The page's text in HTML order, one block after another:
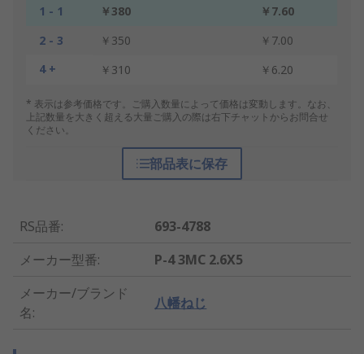
1 - 1 ￥380
￥7.60
2 - 3
￥350
￥7.00
4 +
￥310 ￥6.20
* 表示は参考価格です。ご購入数量によって価格は変動します。なお、
上記数量を大きく超える大量ご購入の際は右下チャットからお問合せ
ください。
部品表に保存
RS品番:
693-4788
メーカー型番:
P-4 3MC 2.6X5
メーカー/ブランド
名:
八幡ねじ